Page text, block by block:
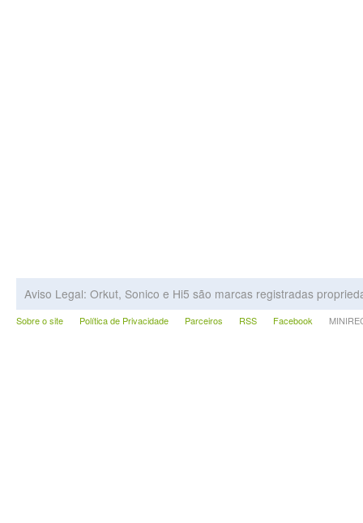
Aviso Legal: Orkut, Sonico e Hi5 são marcas registradas
Sobre o site Política de Privacidade Parceiros RSS Facebook